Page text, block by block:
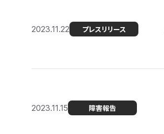
2023.11.22 プレスリリース
2023.11.15 障害報告